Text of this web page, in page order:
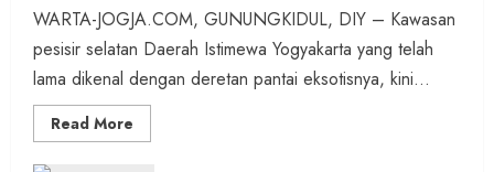
admin Posted on 7 jam ago
1 min read
WARTA-JOGJA.COM, GUNUNGKIDUL, DIY – Kawasan
pesisir selatan Daerah Istimewa Yogyakarta yang telah
lama dikenal dengan deretan pantai eksotisnya, kini...
Read More
more